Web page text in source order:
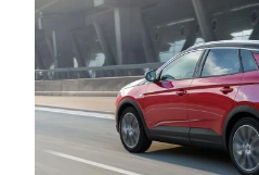
MOTO
Μεταχειρισμένο
Οδηγός αγοράς